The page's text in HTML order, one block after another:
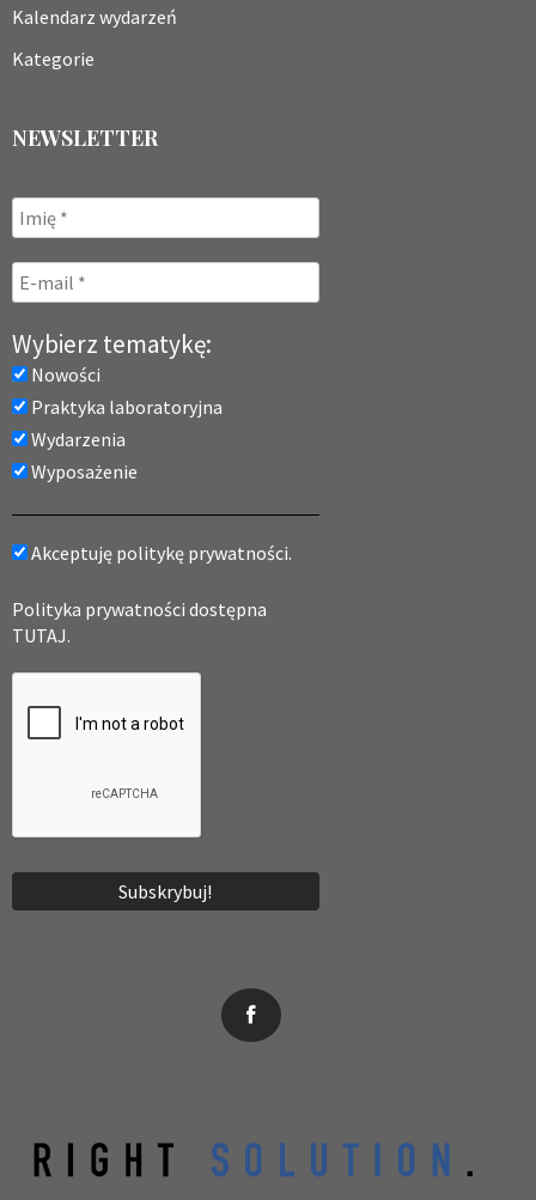
Kalendarz wydarzeń
Kategorie
NEWSLETTER
Wybierz tematykę:
Nowości
Praktyka laboratoryjna
Wydarzenia
Wyposażenie
Akceptuję politykę prywatności.
Polityka prywatności dostępna
TUTAJ.